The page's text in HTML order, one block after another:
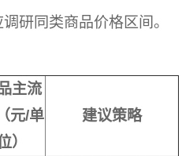
研同类商品价格区间。
主流
元/单
）
建议策略